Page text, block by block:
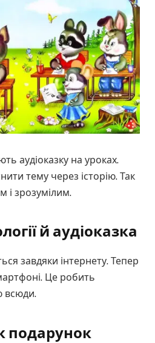
аудіоказку на уроках.
тему через історію. Так
і зрозумілим.
й аудіоказка
завдяки інтернету. Тепер
Це робить
всюди.
подарунок